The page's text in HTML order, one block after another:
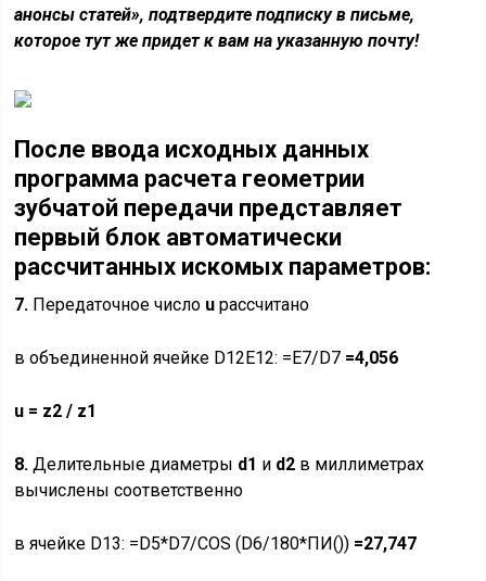
анонсы статей», подтвердите подписку в письме,
которое тут же придет к вам на указанную почту!
После ввода исходных данных
программа расчета геометрии
зубчатой передачи представляет
первый блок автоматически
рассчитанных искомых параметров:
7. Передаточное число u рассчитано
в объединенной ячейке D12E12: =E7/D7 =4,056
u = z2 / z1
8. Делительные диаметры d1 и d2 в миллиметрах
вычислены соответственно
в ячейке D13: =D5*D7/COS (D6/180*ПИ()) =27,747